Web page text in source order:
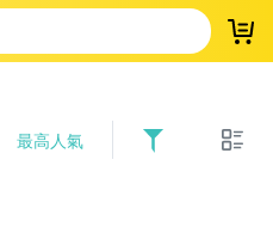
登
最高人氣